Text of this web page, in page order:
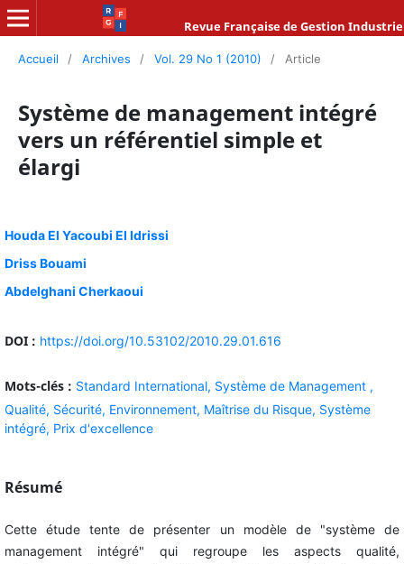
Revue Française de Gestion
Accueil / Archives / Vol. 29 No 1 (2010) / Article
Système de management intégré
vers un référentiel simple et
élargi
Houda El Yacoubi El Idrissi
Driss Bouami
Abdelghani Cherkaoui
DOI : https://doi.org/10.53102/2010.29.01.616
Mots-clés : Standard International, Système de Management ,
Qualité, Sécurité, Environnement, Maîtrise du Risque, Système
intégré, Prix d'excellence
Résumé
Cette étude tente de présenter un modèle de "système de
management intégré" qui regroupe les aspects qualité,